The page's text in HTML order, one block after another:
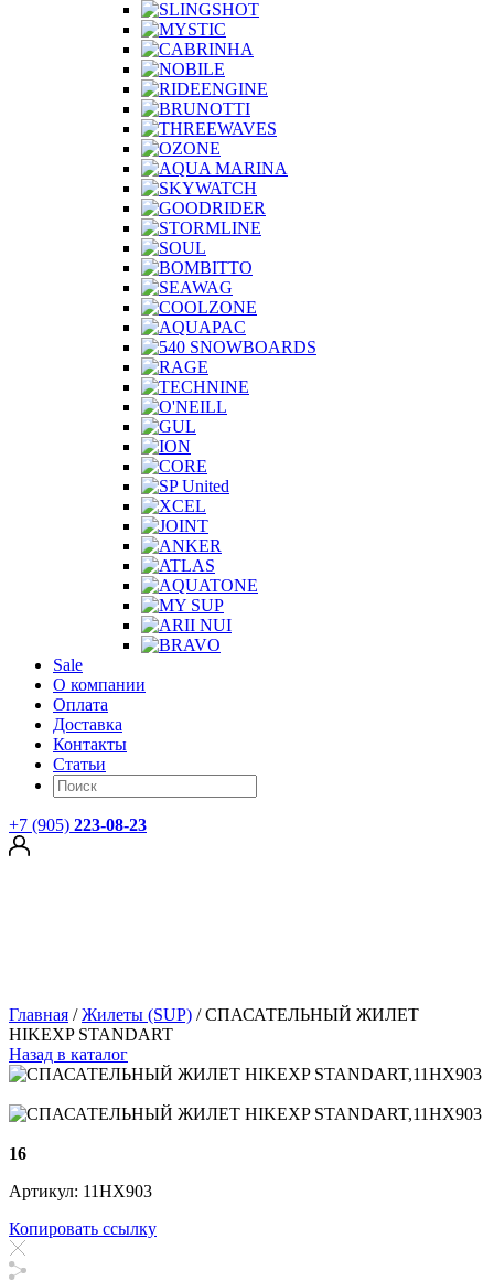
Sale
О компании
Оплата
Доставка
Контакты
Статьи
+7 (905) 223-08-23
Главная /Жилеты (SUP) /СПАСАТЕЛЬНЫЙ ЖИЛЕТ
HIKEXP STANDART
Назад в каталог
16
Артикул: 11HX903
Копировать ссылку